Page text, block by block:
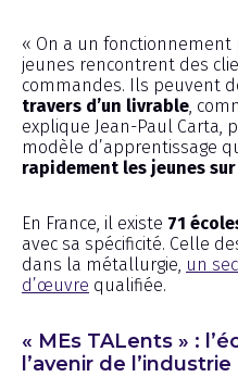
« On a un fonctionnement
jeunes rencontrent des
commandes. Ils peuvent
travers d’un livrable ,
explique Jean-Paul Carta,
modèle d’apprentissage
rapidement les jeunes
En France, il existe 71
avec sa spécificité. Celle
dans la métallurgie, un
d’œuvre qualifiée.
« MEs TALents » :
l’avenir de l’industrie